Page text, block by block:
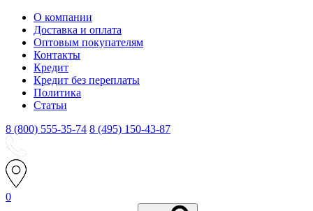
О компании
Доставка и оплата
Оптовым покупателям
Контакты
Кредит
Кредит без переплаты
Политика
Статьи
8 (800) 555-35-74 8 (495) 150-43-87
0